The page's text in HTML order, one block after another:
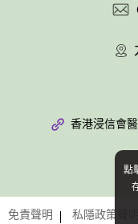
香港浸信會
免責聲明 私隱政策聲明
點